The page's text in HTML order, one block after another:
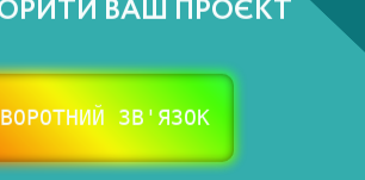
ВАШ ПРОЄКТ
ЗВ'ЯЗОК